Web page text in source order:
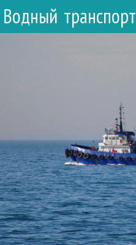
Водный транспорт